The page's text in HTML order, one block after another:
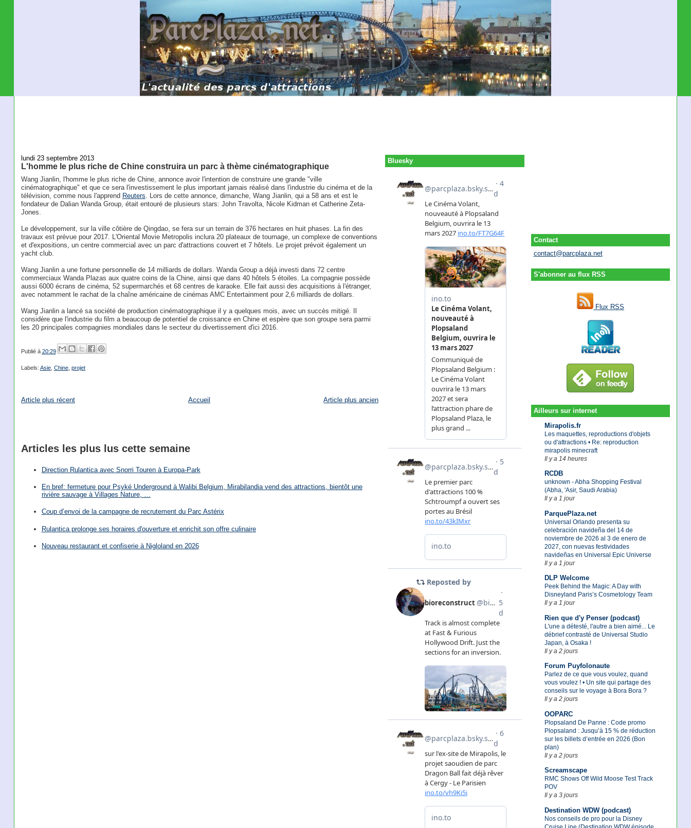
Contact
contact@parcplaza.net
S'abonner au flux RSS
Flux RSS
Ailleurs sur internet
Mirapolis.fr
Les maquettes, reproductions d'objets
ou d'attractions • Re: reproduction
mirapolis minecraft
Il y a 14 heures
RCDB
unknown - Abha Shopping Festival
(Abha, 'Asir, Saudi Arabia)
Il y a 1 jour
ParquePlaza.net
Universal Orlando presenta su
celebración navideña del 14 de
noviembre de 2026 al 3 de enero de
2027, con nuevas festividades
navideñas en Universal Epic Universe
Il y a 1 jour
DLP Welcome
Peek Behind the Magic: A Day with
Disneyland Paris’s Cosmetology Team
Il y a 1 jour
Rien que d'y Penser (podcast)
L'une a détesté, l'autre a bien aimé... Le
débrief contrasté de Universal Studio
Japan, à Osaka !
Il y a 2 jours
Forum Puyfolonaute
Parlez de ce que vous voulez, quand
vous voulez ! • Un site qui partage des
conseils sur le voyage à Bora Bora ?
Il y a 2 jours
OOPARC
Plopsaland De Panne : Code promo
Plopsaland : Jusqu’à 15 % de réduction
sur les billets d’entrée en 2026 (Bon
plan)
Il y a 2 jours
Screamscape
RMC Shows Off Wild Moose Test Track
POV
Il y a 3 jours
Destination WDW (podcast)
Nos conseils de pro pour la Disney
lundi 23 septembre 2013
L'homme le plus riche de Chine construira un parc à thème cinématographique
Wang Jianlin, l'homme le plus riche de Chine, annonce avoir l'intention de construire une grande "ville
cinématographique" et que ce sera l'investissement le plus important jamais réalisé dans l'industrie du cinéma et de la
télévision, comme nous l'apprend Reuters. Lors de cette annonce, dimanche, Wang Jianlin, qui a 58 ans et est le
fondateur de Dalian Wanda Group, était entouré de plusieurs stars: John Travolta, Nicole Kidman et Catherine Zeta-
Jones.
Le développement, sur la ville côtière de Qingdao, se fera sur un terrain de 376 hectares en huit phases. La fin des
travaux est prévue pour 2017. L'Oriental Movie Metropolis inclura 20 plateaux de tournage, un complexe de conventions
et d'expositions, un centre commercial avec un parc d'attractions couvert et 7 hôtels. Le projet prévoit également un
yacht club.
Wang Jianlin a une fortune personnelle de 14 milliards de dollars. Wanda Group a déjà investi dans 72 centre
commerciaux Wanda Plazas aux quatre coins de la Chine, ainsi que dans 40 hôtels 5 étoiles. La compagnie possède
aussi 6000 écrans de cinéma, 52 supermarchés et 68 centres de karaoke. Elle fait aussi des acquisitions à l'étranger,
avec notamment le rachat de la chaîne américaine de cinémas AMC Entertainment pour 2,6 milliards de dollars.
Wang Jianlin a lancé sa société de production cinématographique il y a quelques mois, avec un succès mitigé. Il
considère que l'industrie du film a beaucoup de potentiel de croissance en Chine et espère que son groupe sera parmi
les 20 principales compagnies mondiales dans le secteur du divertissement d'ici 2016.
Publié à 20:29
Labels: Asie, Chine, projet
Article plus récent Article plus ancien
Accueil
Articles les plus lus cette semaine
Direction Rulantica avec Snorri Touren à Europa-Park
En bref: fermeture pour Psyké Underground à Walibi Belgium, Mirabilandia vend des attractions, bientôt une
rivière sauvage à Villages Nature, …
Coup d’envoi de la campagne de recrutement du Parc Astérix
Rulantica prolonge ses horaires d'ouverture et enrichit son offre culinaire
Nouveau restaurant et confiserie à Nigloland en 2026
Bluesky